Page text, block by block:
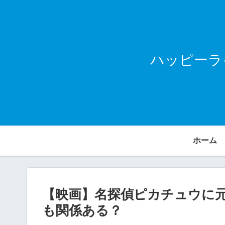
ハッピー
ホーム
【映画】名探偵ピカチュウ
も関係ある？